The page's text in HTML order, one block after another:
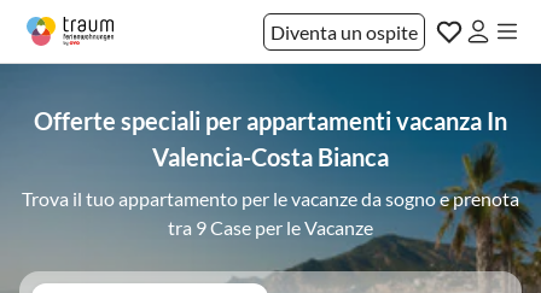
Diventa un ospite
Offerte speciali per appartamenti vacanza In
Valencia-Costa Bianca
Trova il tuo appartamento per le vacanze da sogno e prenota
tra 9 Case per le Vacanze